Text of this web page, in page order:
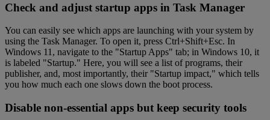
Check and adjust startup apps in Task Manager
You can easily see which apps are launching with your system by
using the Task Manager. To open it, press Ctrl+Shift+Esc. In
Windows 11, navigate to the "Startup Apps" tab; in Windows 10, it
is labeled "Startup." Here, you will see a list of programs, their
publisher, and, most importantly, their "Startup impact," which tells
you how much each one slows down the boot process.
Disable non-essential apps but keep security tools